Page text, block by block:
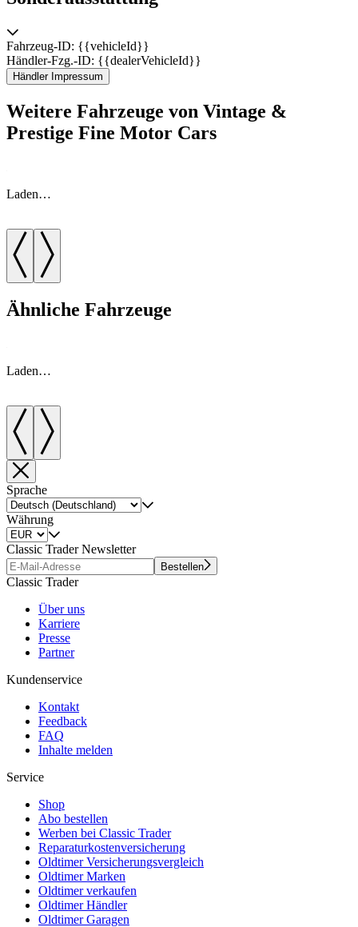
Fahrzeug-ID: {{vehicleId}}
Händler-Fzg.-ID: {{dealerVehicleId}}
Händler Impressum
Weitere Fahrzeuge von Vintage &
Prestige Fine Motor Cars
Laden…
Ähnliche Fahrzeuge
Laden…
Sprache
Währung
Classic Trader Newsletter
Bestellen
Classic Trader
Über uns
Karriere
Presse
Partner
Kundenservice
Kontakt
Feedback
FAQ
Inhalte melden
Service
Shop
Abo bestellen
Werben bei Classic Trader
Reparaturkostenversicherung
Oldtimer Versicherungsvergleich
Oldtimer Marken
Oldtimer verkaufen
Oldtimer Händler
Oldtimer Garagen